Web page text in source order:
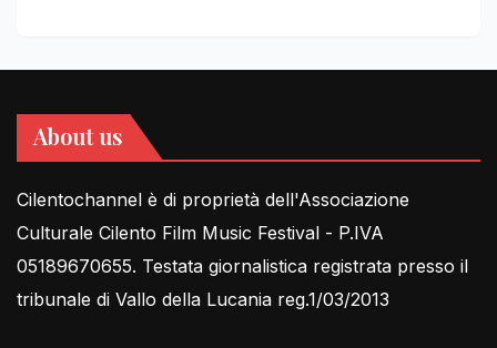
About us
Cilentochannel è di proprietà dell'Associazione
Culturale Cilento Film Music Festival - P.IVA
05189670655. Testata giornalistica registrata presso il
tribunale di Vallo della Lucania reg.1/03/2013